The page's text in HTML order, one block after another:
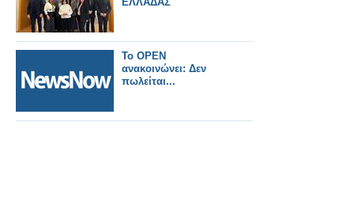
Το OPEN
ανακοινώνει: Δεν
πωλείται...